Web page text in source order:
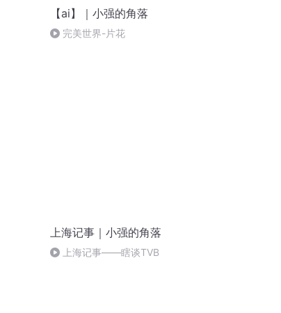
【ai】｜小强的角落
完美世界-片花
上海记事｜小强的角落
上海记事——瞎谈TVB